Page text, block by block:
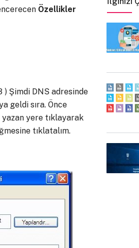
Özellikler
) Şimdi DNS adresinde
geldi sıra. Önce
yazan yere tıklayarak
tıklatalım.